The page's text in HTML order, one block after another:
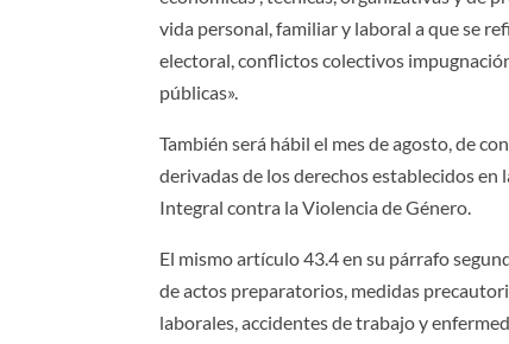
vida personal, familiar y laboral a que se
electoral, conflictos colectivos
públicas».
También será hábil el mes de agosto, de
derivadas de los derechos establecidos
Integral contra la Violencia de Género.
El mismo artículo 43.4 en su párrafo
de actos preparatorios, medidas
laborales, accidentes de trabajo y